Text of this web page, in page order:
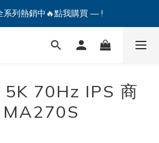
系列熱銷中🔥點我購買 — !
新好友領優惠券！🎫
系列熱銷中🔥點我購買 — !
5K 70Hz IPS 商
MA270S